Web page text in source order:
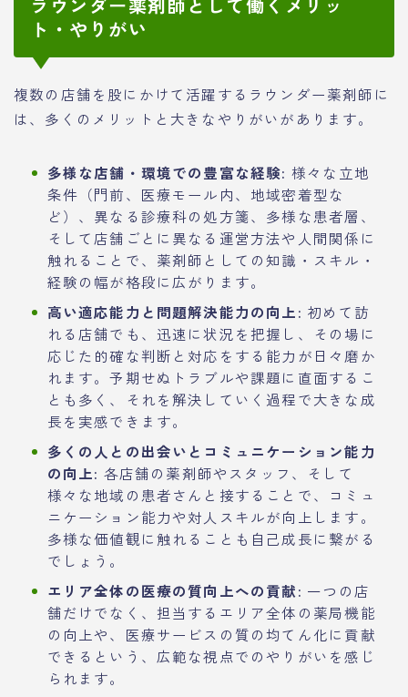
ラウンダー薬剤師として働くメリッ
ト・やりがい
複数の店舗を股にかけて活躍するラウンダー薬剤師に
は、多くのメリットと大きなやりがいがあります。
多様な店舗・環境での豊富な経験: 様々な立地
条件（門前、医療モール内、地域密着型な
ど）、異なる診療科の処方箋、多様な患者層、
そして店舗ごとに異なる運営方法や人間関係に
触れることで、薬剤師としての知識・スキル・
経験の幅が格段に広がります。
高い適応能力と問題解決能力の向上: 初めて訪
れる店舗でも、迅速に状況を把握し、その場に
応じた的確な判断と対応をする能力が日々磨か
れます。予期せぬトラブルや課題に直面するこ
とも多く、それを解決していく過程で大きな成
長を実感できます。
多くの人との出会いとコミュニケーション能力
の向上: 各店舗の薬剤師やスタッフ、そして
様々な地域の患者さんと接することで、コミュ
ニケーション能力や対人スキルが向上します。
多様な価値観に触れることも自己成長に繋がる
でしょう。
エリア全体の医療の質向上への貢献: 一つの店
舗だけでなく、担当するエリア全体の薬局機能
の向上や、医療サービスの質の均てん化に貢献
できるという、広範な視点でのやりがいを感じ
られます。